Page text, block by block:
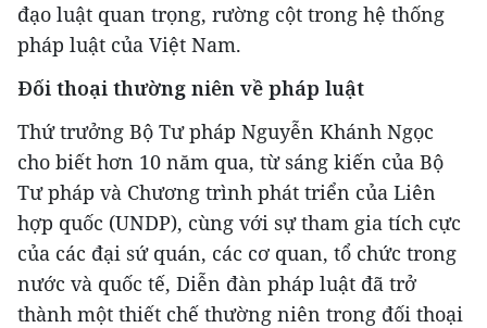
đạo luật quan trọng, rường cột trong hệ thống
pháp luật của Việt Nam.
Đối thoại thường niên về pháp luật
Thứ trưởng Bộ Tư pháp Nguyễn Khánh Ngọc
cho biết hơn 10 năm qua, từ sáng kiến của Bộ
Tư pháp và Chương trình phát triển của Liên
hợp quốc (UNDP), cùng với sự tham gia tích cực
của các đại sứ quán, các cơ quan, tổ chức trong
nước và quốc tế, Diễn đàn pháp luật đã trở
thành một thiết chế thường niên trong đối thoại